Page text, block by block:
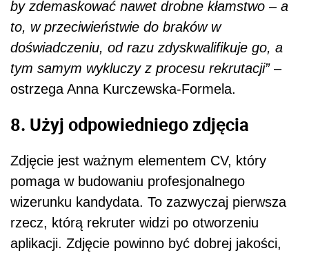
by zdemaskować nawet drobne kłamstwo – a
to, w przeciwieństwie do braków w
doświadczeniu, od razu zdyskwalifikuje go, a
tym samym wykluczy z procesu rekrutacji” –
ostrzega Anna Kurczewska-Formela.
8. Użyj odpowiedniego zdjęcia
Zdjęcie jest ważnym elementem CV, który
pomaga w budowaniu profesjonalnego
wizerunku kandydata. To zazwyczaj pierwsza
rzecz, którą rekruter widzi po otworzeniu
aplikacji. Zdjęcie powinno być dobrej jakości,